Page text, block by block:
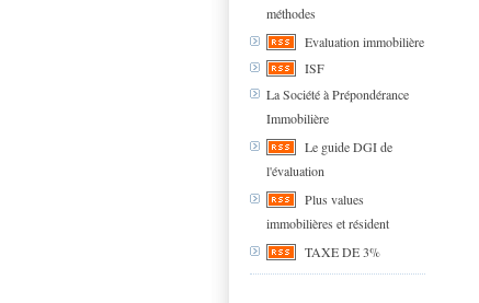
méthodes
Evaluation immobilière
ISF
La Société à Prépondérance
Immobilière
Le guide DGI de
l'évaluation
Plus values
immobilières et résident
TAXE DE 3%